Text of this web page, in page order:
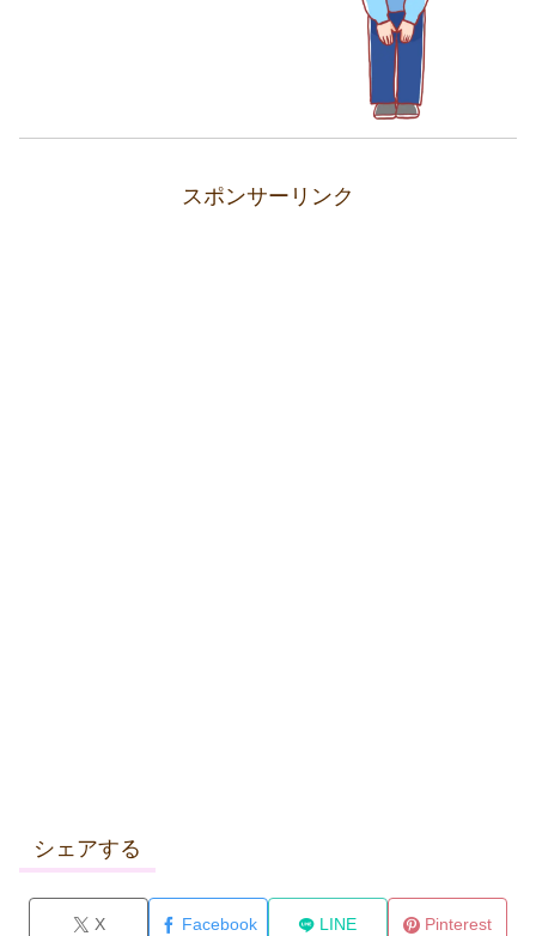
スポンサーリンク
シェアする
X Facebook LINE Pinterest